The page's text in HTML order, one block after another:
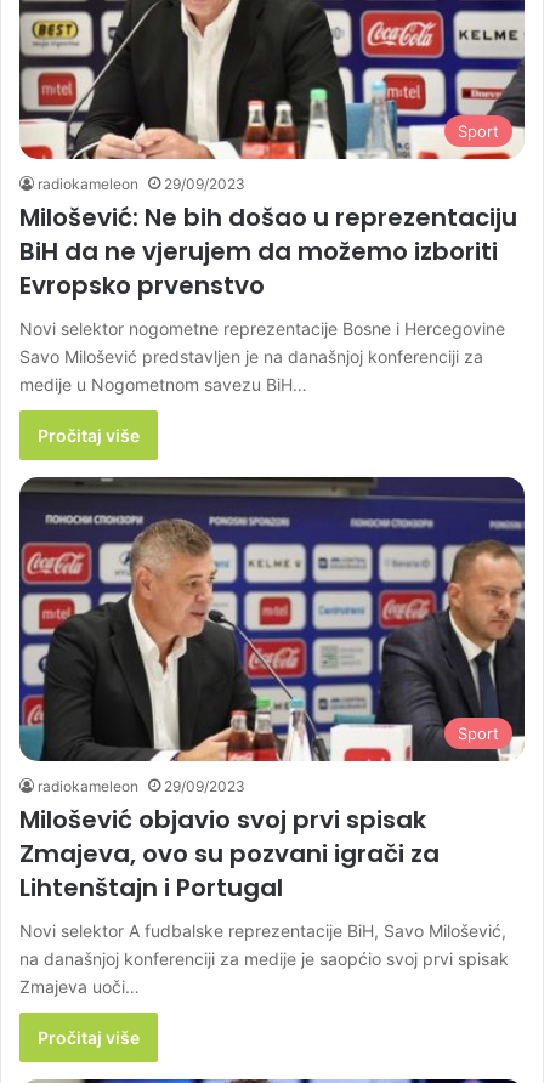
Sport
radiokameleon 29/09/2023
Milošević: Ne bih došao u reprezentaciju
BiH da ne vjerujem da možemo izboriti
Evropsko prvenstvo
Novi selektor nogometne reprezentacije Bosne i Hercegovine
Savo Milošević predstavljen je na današnjoj konferenciji za
medije u Nogometnom savezu BiH…
Pročitaj više
Sport
radiokameleon 29/09/2023
Milošević objavio svoj prvi spisak
Zmajeva, ovo su pozvani igrači za
Lihtenštajn i Portugal
Novi selektor A fudbalske reprezentacije BiH, Savo Milošević,
na današnjoj konferenciji za medije je saopćio svoj prvi spisak
Zmajeva uoči…
Pročitaj više